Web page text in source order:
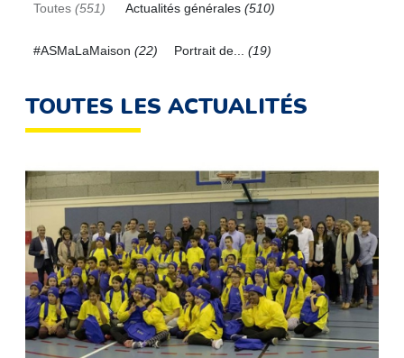
Toutes (551) Actualités générales (510)
#ASMaLaMaison (22) Portrait de... (19)
TOUTES LES ACTUALITÉS